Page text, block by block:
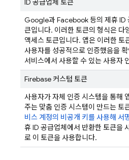
ID 공급업체 토큰
Google과 Facebook 등의 제휴 ID
큰입니다. 이러한 토큰의 형식은
액세스 토큰입니다. 앱은 이러한 토
사용자를 성공적으로 인증했음을
서비스에서 사용할 수 있는 사용자
Firebase 커스텀 토큰
사용자가 자체 인증 시스템을 통해
주는 맞춤 인증 시스템이 만드는 토
비스 계정의 비공개 키를 사용해 서
휴 ID 공급업체에서 반환한 토큰을
로 이 토큰을 사용합니다.